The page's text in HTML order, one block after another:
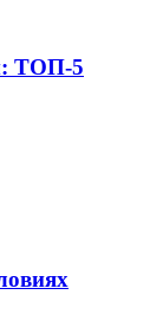
ТОП-5